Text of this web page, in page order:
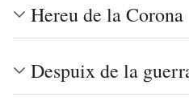
Hereu de la Corona
Despuix de la